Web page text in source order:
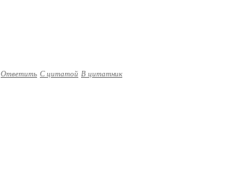
Ответить С цитатой В цитатник